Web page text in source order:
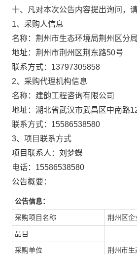
十、凡对本次公告内容提出询问，
1、采购人信息
名称： 荆州市生态环境局荆州区分
地址： 荆州市荆州区荆东路50号
联系方式： 13797305858
2、采购代理机构信息
名称： 建韵工程咨询有限公司
地址： 湖北省武汉市武昌区中南路
联系方式： 15586538580
3、项目联系方式
项目联系人： 刘梦蝶
电话： 15586538580
公告概要：
公告信息：
采购项目名称 荆州区企
品目
采购单位 荆州市生